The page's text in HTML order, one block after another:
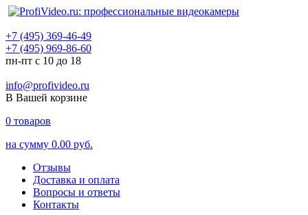
+7 (495) 369-46-49
+7 (495) 969-86-60
пн-пт с 10 до 18
info@profivideo.ru
В Вашей корзине
0 товаров
на сумму 0.00 руб.
Отзывы
Доставка и оплата
Вопросы и ответы
Контакты